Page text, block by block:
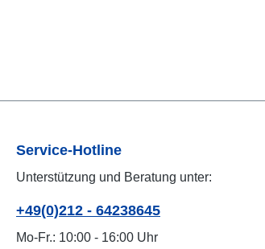
Service-Hotline
Unterstützung und Beratung unter:
+49(0)212 - 64238645
Mo-Fr.: 10:00 - 16:00 Uhr